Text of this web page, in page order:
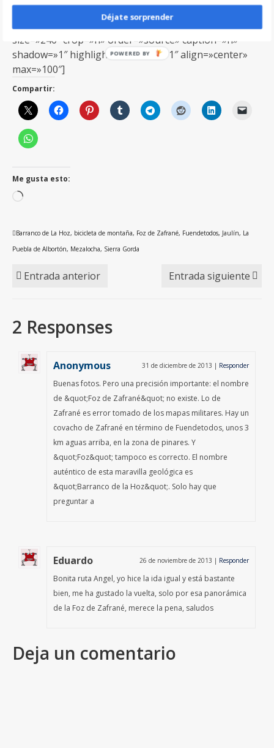
[shashin type=»albumphotos» id=»22″ columns=»3″
size=»240″ crop=»n» order=»source» caption=»n»
shadow=»1″ highlight=»1″ curve=»1″ align=»center»
max=»100″]
Compartir:
Me gusta esto:
Cargando...
Barranco de La Hoz, bicicleta de montaña, Foz de Zafrané, Fuendetodos, Jaulín, La
Puebla de Albortón, Mezalocha, Sierra Gorda
Entrada anterior Entrada siguiente
2 Responses
Anonymous 31 de diciembre de 2013 | Responder
Buenas fotos. Pero una precisión importante: el nombre
de &quot;Foz de Zafrané&quot; no existe. Lo de
Zafrané es error tomado de los mapas militares. Hay un
covacho de Zafrané en término de Fuendetodos, unos 3
km aguas arriba, en la zona de pinares. Y
&quot;Foz&quot; tampoco es correcto. El nombre
auténtico de esta maravilla geológica es
&quot;Barranco de la Hoz&quot;. Solo hay que
preguntar a
Eduardo 26 de noviembre de 2013 | Responder
Bonita ruta Angel, yo hice la ida igual y está bastante
bien, me ha gustado la vuelta, solo por esa panorámica
de la Foz de Zafrané, merece la pena, saludos
Deja un comentario
Déjate sorprender